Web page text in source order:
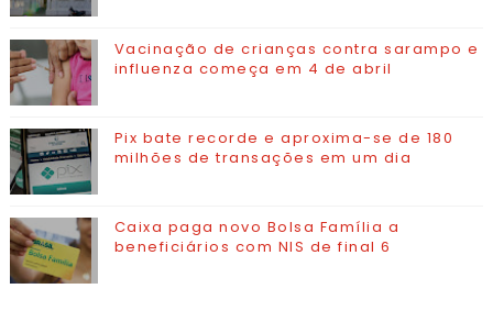
Vacinação de crianças contra sarampo e
influenza começa em 4 de abril
Pix bate recorde e aproxima-se de 180
milhões de transações em um dia
Caixa paga novo Bolsa Família a
beneficiários com NIS de final 6